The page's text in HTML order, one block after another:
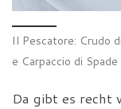
Il Pescatore: Crudo
e Carpaccio di Spade
Da gibt es recht